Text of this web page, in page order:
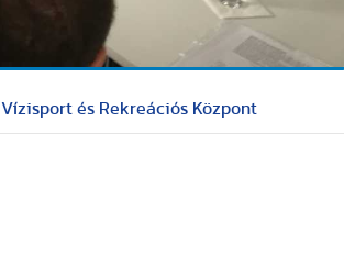
Vízisport és Rekreációs Központ